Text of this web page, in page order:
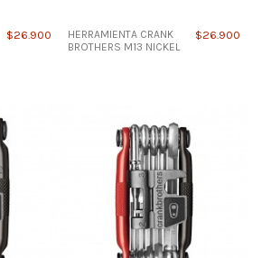
$26.900
HERRAMIENTA CRANK
BROTHERS M13 NICKEL
$26.900